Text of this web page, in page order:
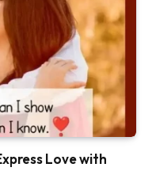
Love with